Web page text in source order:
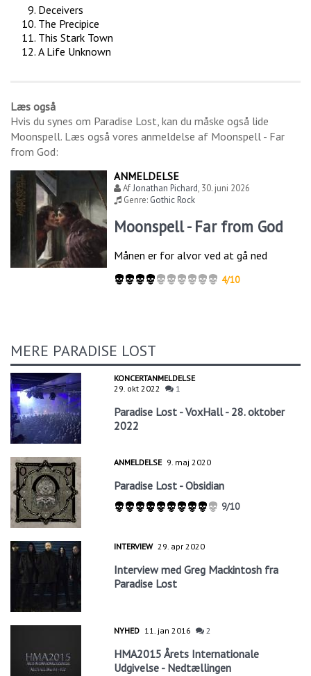
Deceivers
The Precipice
This Stark Town
A Life Unknown
Læs også
Hvis du synes om Paradise Lost, kan du måske også lide
Moonspell. Læs også vores anmeldelse af Moonspell - Far
from God:
ANMELDELSE
AfJonathan Pichard, 30. juni 2026
Genre: Gothic Rock
Moonspell - Far from God
Månen er for alvor ved at gå ned
4/10
MERE PARADISE LOST
KONCERTANMELDELSE
29. okt 2022
1
Paradise Lost - VoxHall - 28. oktober
2022
ANMELDELSE 9. maj 2020
Paradise Lost - Obsidian
9/10
INTERVIEW 29. apr 2020
Interview med Greg Mackintosh fra
Paradise Lost
NYHED 11. jan 2016 2
HMA2015 Årets Internationale
Udgivelse - Nedtællingen